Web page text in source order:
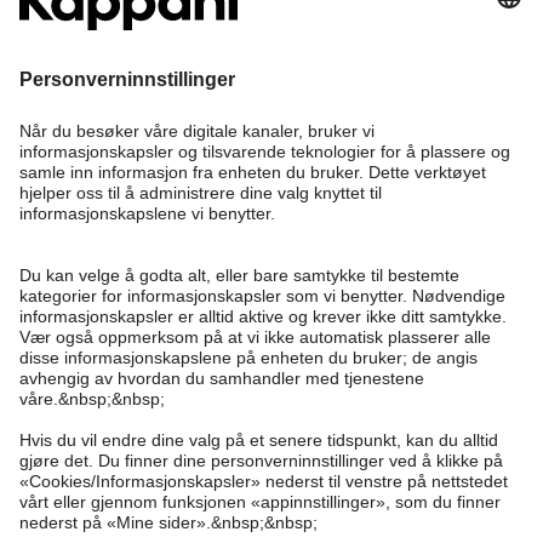
Bli medlem
Kundeservice
Vanlige spørsmål
Bestilling
Kontakt oss
Finn butikk
Kappahl Club
Logg inn
Kappahl Club
Medlemsvilkår
Om oss
Bærekraft
Jobbe hos oss
Vilkår & retningslinjer
Kjøpsvilkår
Mer fra oss